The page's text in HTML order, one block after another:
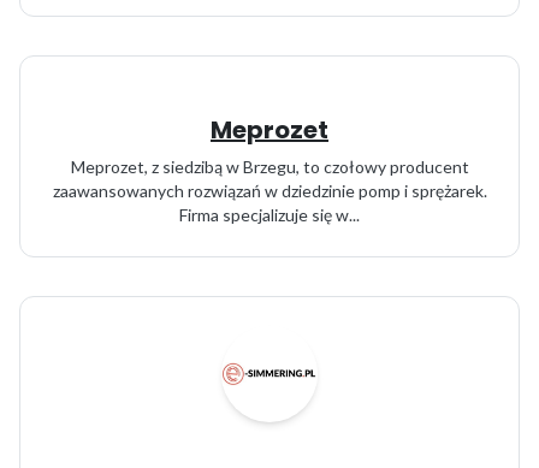
Meprozet
Meprozet, z siedzibą w Brzegu, to czołowy producent
zaawansowanych rozwiązań w dziedzinie pomp i sprężarek.
Firma specjalizuje się w...